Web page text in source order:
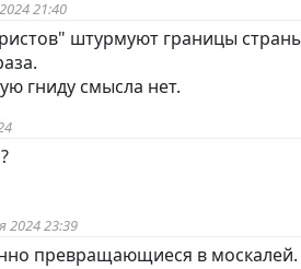
21:40
штурмуют границы
гниду смысла нет.
2024 23:39
превращающиеся в москалей.